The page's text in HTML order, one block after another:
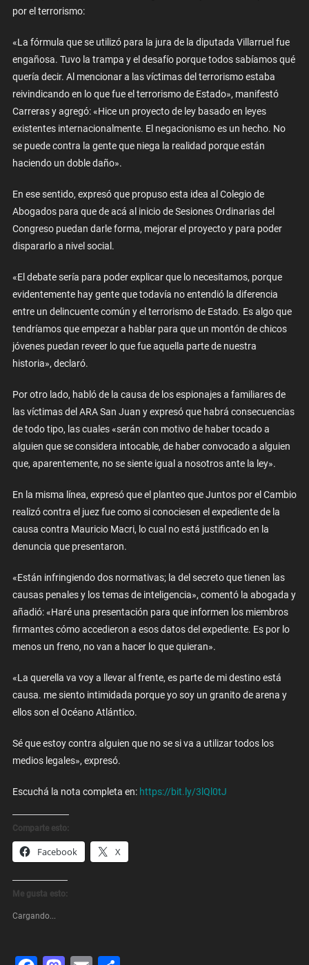
por el terrorismo:
«La fórmula que se utilizó para la jura de la diputada Villarruel fue
engañosa. Tuvo la trampa y el desafío porque todos sabíamos qué
quería decir. Al mencionar a las víctimas del terrorismo estaba
reivindicando en lo que fue el terrorismo de Estado», manifestó
Carreras y agregó: «Hice un proyecto de ley basado en leyes
existentes internacionalmente. El negacionismo es un hecho. No
se puede contra la gente que niega la realidad porque están
haciendo un doble daño».
En ese sentido, expresó que propuso esta idea al Colegio de
Abogados para que de acá al inicio de Sesiones Ordinarias del
Congreso puedan darle forma, mejorar el proyecto y para poder
dispararlo a nivel social.
«El debate sería para poder explicar que lo necesitamos, porque
evidentemente hay gente que todavía no entendió la diferencia
entre un delincuente común y el terrorismo de Estado. Es algo que
tendríamos que empezar a hablar para que un montón de chicos
jóvenes puedan reveer lo que fue aquella parte de nuestra
historia», declaró.
Por otro lado, habló de la causa de los espionajes a familiares de
las víctimas del ARA San Juan y expresó que habrá consecuencias
de todo tipo, las cuales «serán con motivo de haber tocado a
alguien que se considera intocable, de haber convocado a alguien
que, aparentemente, no se siente igual a nosotros ante la ley».
En la misma línea, expresó que el planteo que Juntos por el Cambio
realizó contra el juez fue como si conociesen el expediente de la
causa contra Mauricio Macri, lo cual no está justificado en la
denuncia que presentaron.
«Están infringiendo dos normativas; la del secreto que tienen las
causas penales y los temas de inteligencia», comentó la abogada y
añadió: «Haré una presentación para que informen los miembros
firmantes cómo accedieron a esos datos del expediente. Es por lo
menos un freno, no van a hacer lo que quieran».
«La querella va voy a llevar al frente, es parte de mi destino está
causa. me siento intimidada porque yo soy un granito de arena y
ellos son el Océano Atlántico.
Sé que estoy contra alguien que no se si va a utilizar todos los
medios legales», expresó.
Escuchá la nota completa en: https://bit.ly/3lQl0tJ
Comparte esto:
Facebook X
Me gusta esto:
Cargando...